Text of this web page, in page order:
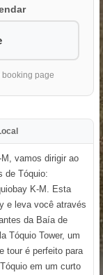
booking page
vamos dirigir ao
de Tóquio:
K-M. Esta
e leva você através
da Baía de
Tóquio Tower, um
tour é perfeito para
em um curto